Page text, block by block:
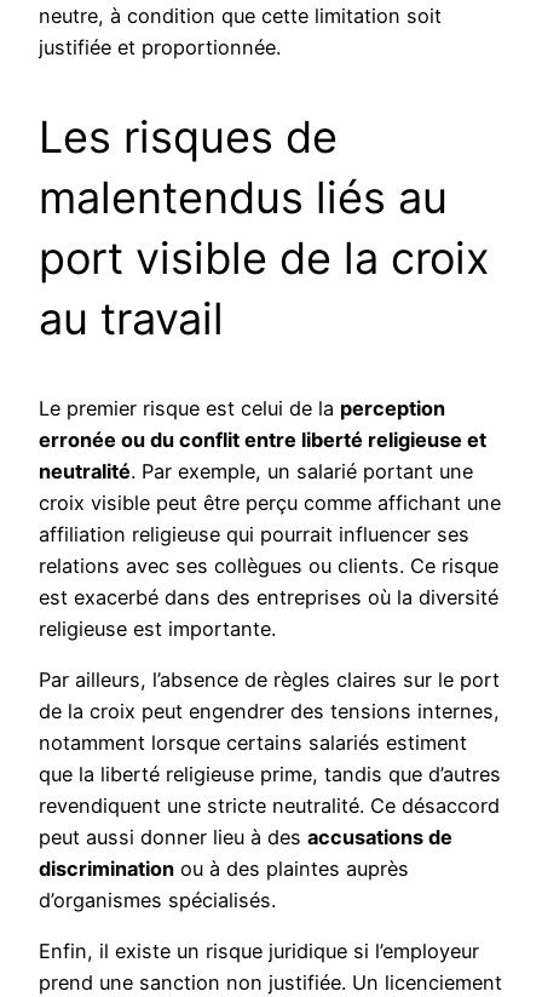
neutre, à condition que cette limitation soit
justifiée et proportionnée.
Les risques de
malentendus liés au
port visible de la croix
au travail
Le premier risque est celui de la perception
erronée ou du conflit entre liberté religieuse et
neutralité. Par exemple, un salarié portant une
croix visible peut être perçu comme affichant une
affiliation religieuse qui pourrait influencer ses
relations avec ses collègues ou clients. Ce risque
est exacerbé dans des entreprises où la diversité
religieuse est importante.
Par ailleurs, l’absence de règles claires sur le port
de la croix peut engendrer des tensions internes,
notamment lorsque certains salariés estiment
que la liberté religieuse prime, tandis que d’autres
revendiquent une stricte neutralité. Ce désaccord
peut aussi donner lieu à des accusations de
discrimination ou à des plaintes auprès
d’organismes spécialisés.
Enfin, il existe un risque juridique si l’employeur
prend une sanction non justifiée. Un licenciement